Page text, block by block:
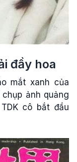
đầy hoa
mắt xanh của
ảnh quảng
cô bắt đầu